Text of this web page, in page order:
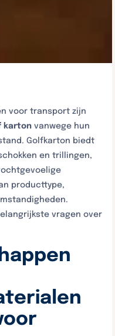
voor transport zijn
karton vanwege hun
Golfkarton biedt
en trillingen,
producttype,
vragen over